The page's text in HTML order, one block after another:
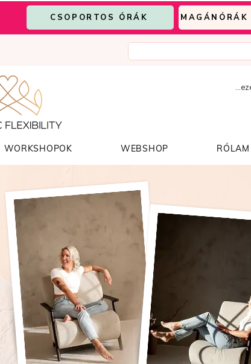
CSOPORTOS ÓRÁK
WORKSHOPOK WEBSHOP RÓLAM